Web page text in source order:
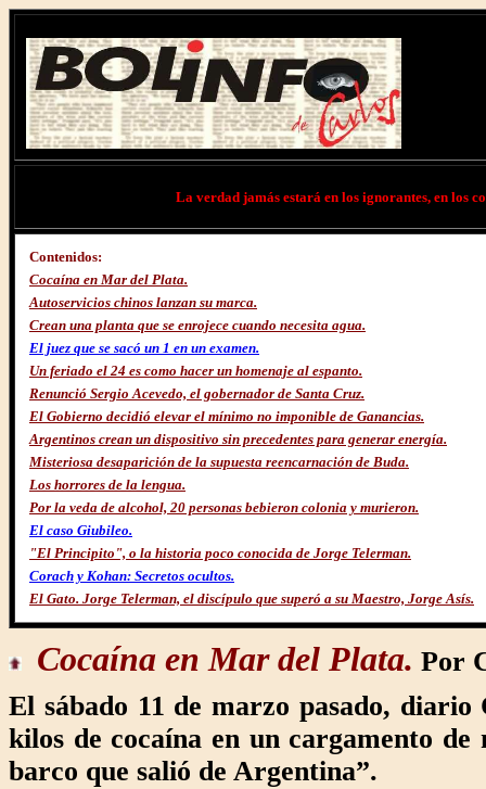
La verdad jamás estará en los ignorantes, en los
Contenidos:
Cocaína en Mar del Plata.
Autoservicios chinos lanzan su marca.
Crean una planta que se enrojece cuando necesita agua.
El juez que se sacó un 1 en un examen.
Un feriado el 24 es como hacer un homenaje al espanto.
Renunció Sergio Acevedo, el gobernador de Santa Cruz.
El Gobierno decidió elevar el mínimo no imponible de Ganancias.
Argentinos crean un dispositivo sin precedentes para generar energía.
Misteriosa desaparición de la supuesta reencarnación de Buda.
Los horrores de la lengua.
Por la veda de alcohol, 20 personas bebieron colonia y murieron.
El caso Giubileo.
"El Principito", o la historia poco conocida de Jorge Telerman.
Corach y Kohan: Secretos ocultos.
El Gato. Jorge Telerman, el discípulo que superó a su Maestro, Jorge Asís.
Cocaína en Mar del Plata. Por
El sábado 11 de marzo pasado,
kilos de cocaína en un cargamento
barco que salió de Argentina”.